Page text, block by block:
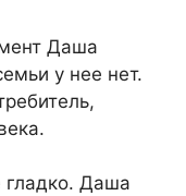
Даша
у нее нет.
гладко. Даша